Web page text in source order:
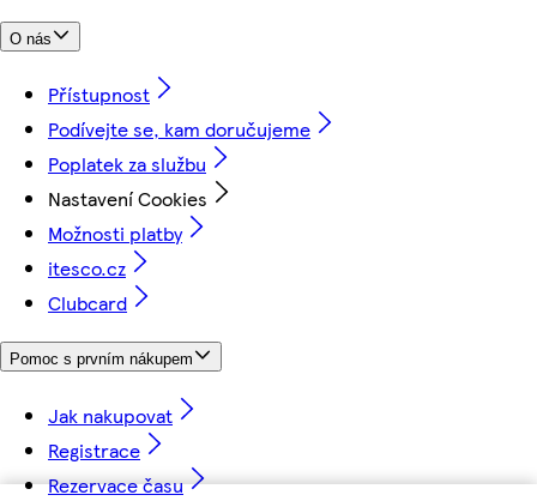
O nás
Přístupnost
Podívejte se, kam doručujeme
Poplatek za službu
Nastavení Cookies
Možnosti platby
itesco.cz
Clubcard
Pomoc s prvním nákupem
Jak nakupovat
Registrace
Rezervace času